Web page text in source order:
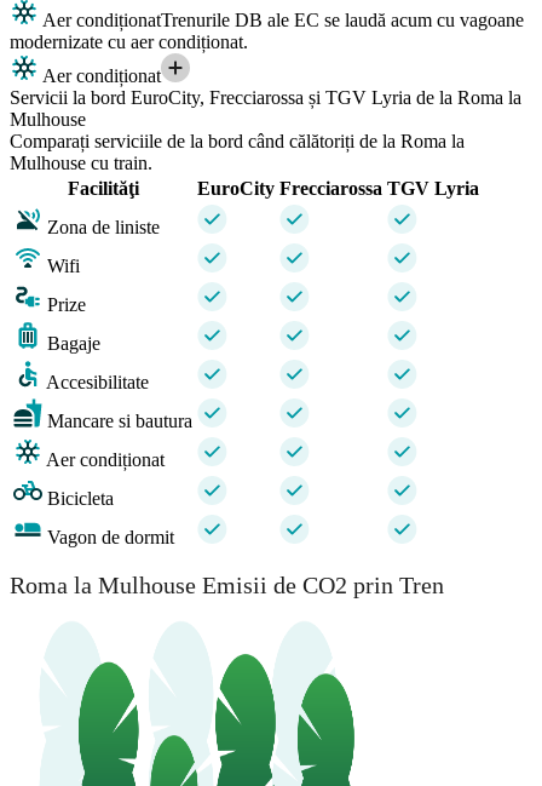
Aer condiționatTrenurile DB ale EC se laudă acum cu vagoane
modernizate cu aer condiționat.
Aer condiționat
Servicii la bord EuroCity, Frecciarossa și TGV Lyria de la Roma la
Mulhouse
Comparați serviciile de la bord când călătoriți de la Roma la
Mulhouse cu train.
Facilităţi
EuroCity Frecciarossa TGV Lyria
Zona de liniste
Wifi
Prize
Bagaje
Accesibilitate
Mancare si bautura
Aer condiționat
Bicicleta
Vagon de dormit
Roma la Mulhouse Emisii de CO2 prin Tren